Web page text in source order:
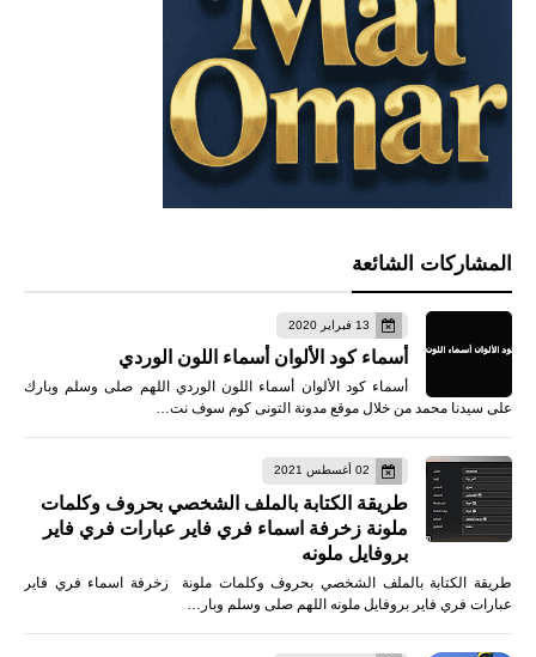
المشاركات الشائعة
13 فبراير 2020
أسماء كود الألوان أسماء اللون الوردي
أسماء كود الألوان أسماء اللون الوردي اللهم صلى وسلم وبارك
على سيدنا محمد من خلال موقع مدونة التونى كوم سوف نت…
02 أغسطس 2021
طريقة الكتابة بالملف الشخصي بحروف وكلمات
ملونة زخرفة اسماء فري فاير عبارات فري فاير
بروفايل ملونه
طريقة الكتابة بالملف الشخصي بحروف وكلمات ملونة زخرفة اسماء فري فاير
عبارات فري فاير بروفايل ملونه اللهم صلى وسلم وبار…